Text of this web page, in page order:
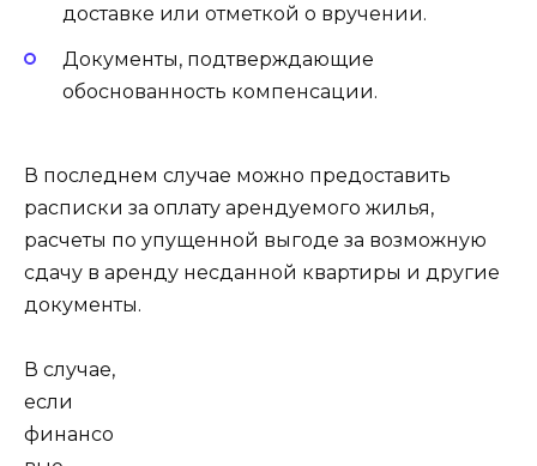
доставке или отметкой о вручении.
Документы, подтверждающие
обоснованность компенсации.
В последнем случае можно предоставить
расписки за оплату арендуемого жилья,
расчеты по упущенной выгоде за возможную
сдачу в аренду несданной квартиры и другие
документы.
В случае,
если
финансо